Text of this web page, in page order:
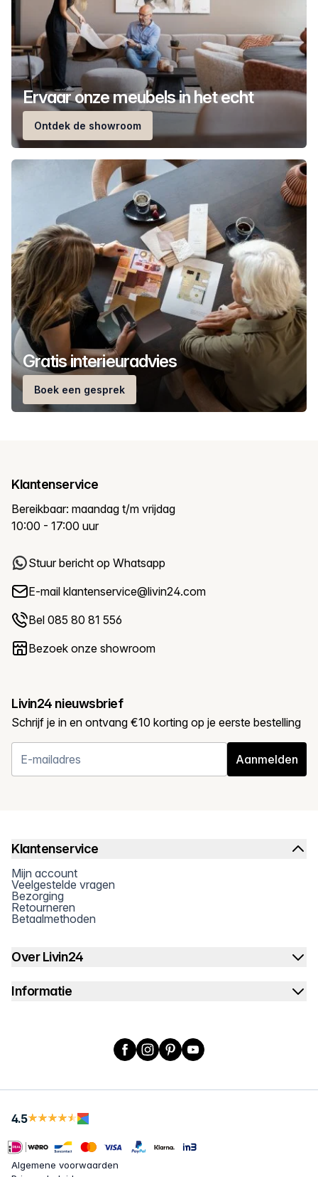
Ervaar onze meubels in het echt
Ontdek de showroom
Gratis interieuradvies
Boek een gesprek
Klantenservice
Bereikbaar: maandag t/m vrijdag
10:00 - 17:00 uur
Stuur bericht op Whatsapp
E-mail klantenservice@livin24.com
Bel 085 80 81 556
Bezoek onze showroom
Livin24 nieuwsbrief
Schrijf je in en ontvang €10 korting op je eerste bestelling
Aanmelden
Klantenservice
Mijn account
Veelgestelde vragen
Bezorging
Retourneren
Betaalmethoden
Over Livin24
Informatie
Facebook
Instagram
PinterestYouTube
4.5
Algemene voorwaarden